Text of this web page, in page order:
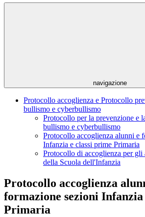
navigazione
Protocollo accoglienza e Protocollo
bullismo e cyberbullismo
Protocollo per la prevenzione e
bullismo e cyberbullismo
Protocollo accoglienza alunni e
Infanzia e classi prime Primaria
Protocollo di accoglienza per gli
della Scuola dell'Infanzia
Protocollo accoglienza
formazione sezioni
Primaria